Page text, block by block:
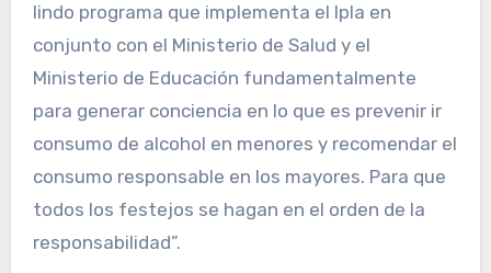
lindo programa que implementa el Ipla en
conjunto con el Ministerio de Salud y el
Ministerio de Educación fundamentalmente
para generar conciencia en lo que es prevenir ir
consumo de alcohol en menores y recomendar el
consumo responsable en los mayores. Para que
todos los festejos se hagan en el orden de la
responsabilidad”.